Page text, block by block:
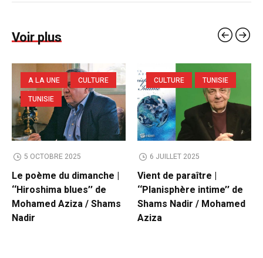
Voir plus
A LA UNE
CULTURE
TUNISIE
5 OCTOBRE 2025
Le poème du dimanche |
‘‘Hiroshima blues’’ de
Mohamed Aziza / Shams
Nadir
CULTURE TUNISIE
6 JUILLET 2025
Vient de paraître |
‘‘Planisphère intime’’ de
Shams Nadir / Mohamed
Aziza